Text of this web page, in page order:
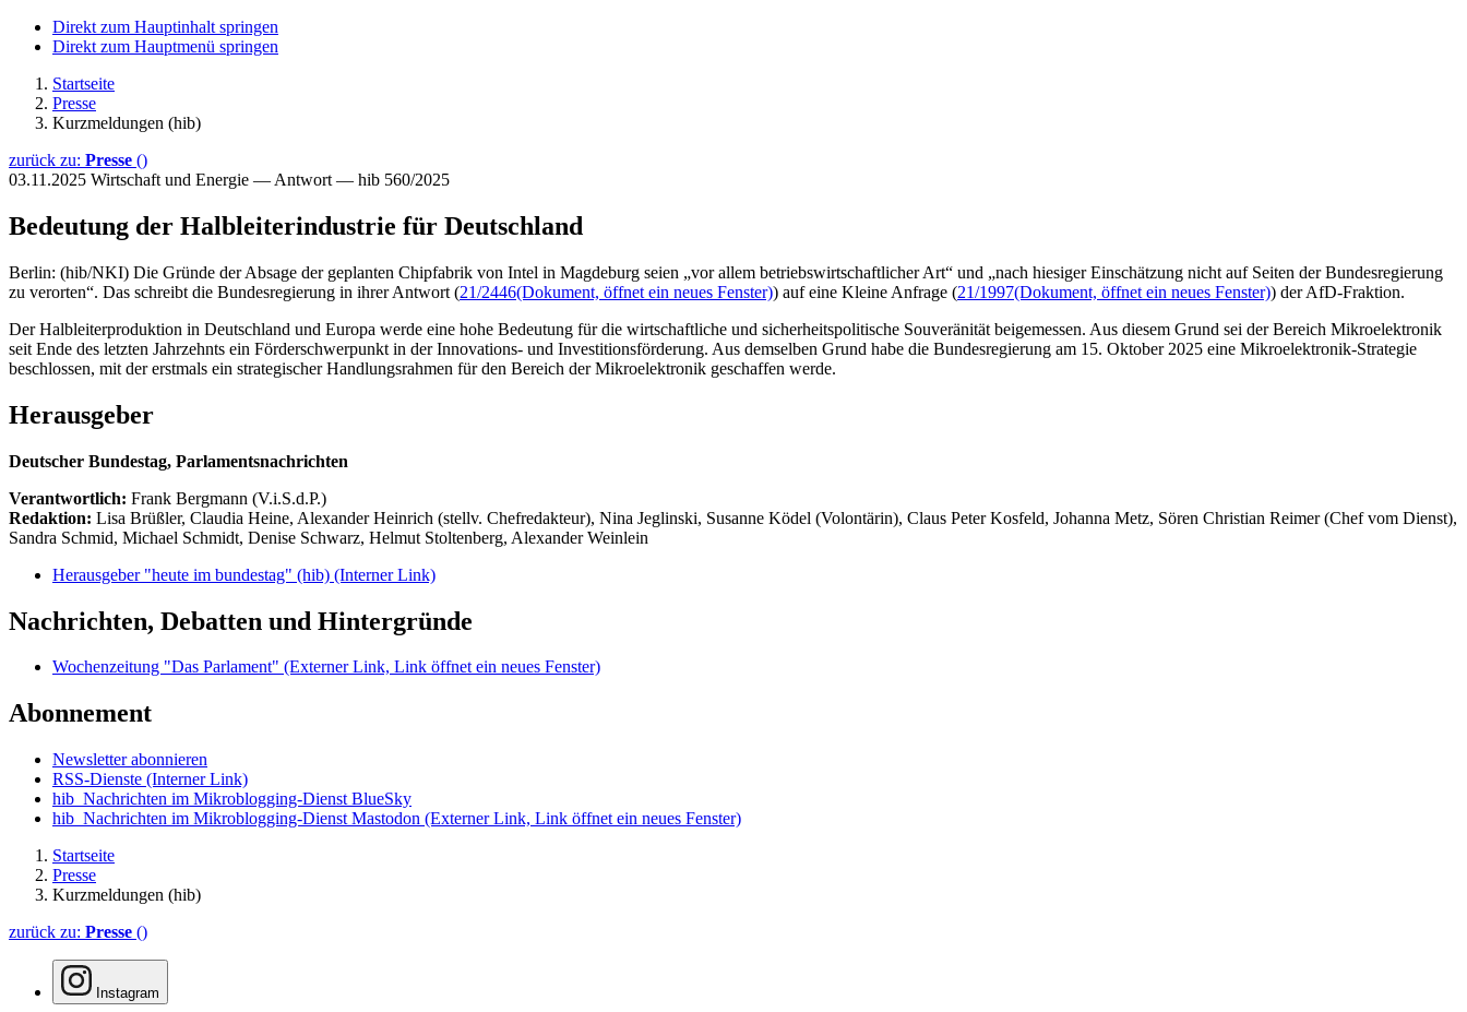
Direkt zum Hauptinhalt springen
Direkt zum Hauptmenü springen
Startseite
Presse
Kurzmeldungen (hib)
zurück zu: Presse ()
03.11.2025 Wirtschaft und Energie — Antwort — hib 560/2025
Bedeutung der Halbleiterindustrie für Deutschland
Berlin: (hib/NKI) Die Gründe der Absage der geplanten Chipfabrik von Intel in Magdeburg seien „vor allem betriebswirtschaftlicher Art“ und „nach hiesiger Einschätzung nicht auf Seiten der Bundesregierung
zu verorten“. Das schreibt die Bundesregierung in ihrer Antwort (21/2446(Dokument, öffnet ein neues Fenster)) auf eine Kleine Anfrage (21/1997(Dokument, öffnet ein neues Fenster)) der AfD-Fraktion.
Der Halbleiterproduktion in Deutschland und Europa werde eine hohe Bedeutung für die wirtschaftliche und sicherheitspolitische Souveränität beigemessen. Aus diesem Grund sei der Bereich Mikroelektronik
seit Ende des letzten Jahrzehnts ein Förderschwerpunkt in der Innovations- und Investitionsförderung. Aus demselben Grund habe die Bundesregierung am 15. Oktober 2025 eine Mikroelektronik-Strategie
beschlossen, mit der erstmals ein strategischer Handlungsrahmen für den Bereich der Mikroelektronik geschaffen werde.
Herausgeber
Deutscher Bundestag, Parlamentsnachrichten
Verantwortlich: Frank Bergmann (V.i.S.d.P.)
Redaktion: Lisa Brüßler, Claudia Heine, Alexander Heinrich (stellv. Chefredakteur), Nina Jeglinski, Susanne Ködel (Volontärin), Claus Peter Kosfeld, Johanna Metz, Sören Christian Reimer (Chef vom Dienst),
Sandra Schmid, Michael Schmidt, Denise Schwarz, Helmut Stoltenberg, Alexander Weinlein
Herausgeber "heute im bundestag" (hib) (Interner Link)
Nachrichten, Debatten und Hintergründe
Wochenzeitung "Das Parlament" (Externer Link, Link öffnet ein neues Fenster)
Abonnement
Newsletter abonnieren
RSS-Dienste (Interner Link)
hib_Nachrichten im Mikroblogging-Dienst BlueSky
hib_Nachrichten im Mikroblogging-Dienst Mastodon (Externer Link, Link öffnet ein neues Fenster)
Startseite
Presse
Kurzmeldungen (hib)
zurück zu: Presse ()
Instagram